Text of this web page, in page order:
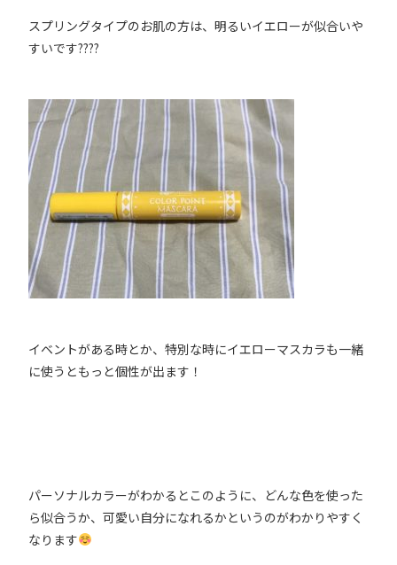
スプリングタイプのお肌の方は、明るいイエローが似合いや
すいです????
イベントがある時とか、特別な時にイエローマスカラも一緒
に使うともっと個性が出ます！
パーソナルカラーがわかるとこのように、どんな色を使った
ら似合うか、可愛い自分になれるかというのがわかりやすく
なります